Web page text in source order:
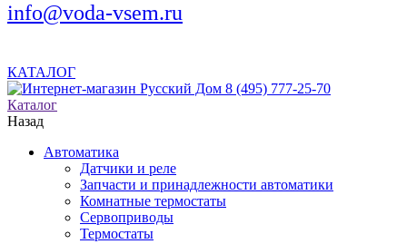
info@voda-vsem.ru
КАТАЛОГ
8 (495) 777-25-70
Каталог
Назад
Автоматика
Датчики и реле
Запчасти и принадлежности автоматики
Комнатные термостаты
Сервоприводы
Термостаты